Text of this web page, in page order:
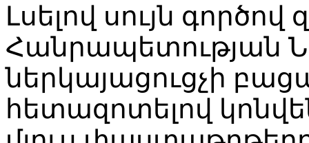
Լսելով սույն
Հանրապետության
ներկայացուցչի
հետազոտելով